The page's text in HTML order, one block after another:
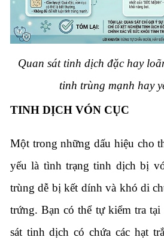
Quan sát tinh dịch đặc hay
tinh trùng mạnh hay
TINH DỊCH VÓN CỤC
Một trong những dấu hiệu cho
yếu là tình trạng tinh dịch bị
trùng dễ bị kết dính và khó di
trứng. Bạn có thể tự kiểm tra tại
sát tinh dịch có chứa các hạt